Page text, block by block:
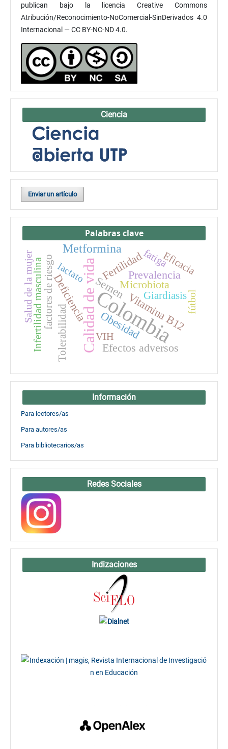
publican bajo la licencia Creative Commons
Atribución/Reconocimiento-NoComercial-SinDerivados 4.0
Internacional — CC BY-NC-ND 4.0.
Ciencia
Enviar un artículo
Palabras clave
Colombia
Calidad de vida
Metformina
Microbiota
Obesidad
Semen
FertilidadPrevalencia
Vitamina B12
Deficiencia
Efectos adversos
factores de riesgo fatiga
Giardiasis
Eficacia
Tolerabilidad
Infertilidad masculina VIH
fútbol
lactato
Salud de la mujer
Información
Para lectores/as
Para autores/as
Para bibliotecarios/as
Redes Sociales
Indizaciones